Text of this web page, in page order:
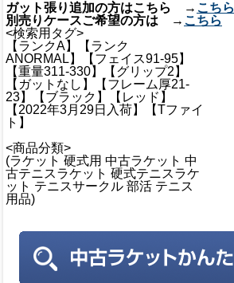
ガット張り追加の方はこちら → こちら
別売りケースご希望の方は → こちら
<検索用タグ>
【ランクA】【ランク
ANORMAL】【フェイス91-95】
【重量311-330】【グリップ2】
【ガットなし】【フレーム厚21-
23】【ブラック】【レッド】
【2022年3月29日入荷】【Tファイ
ト】
<商品分類>
(ラケット 硬式用 中古ラケット 中
古テニスラケット 硬式テニスラケ
ット テニスサークル 部活 テニス
用品)